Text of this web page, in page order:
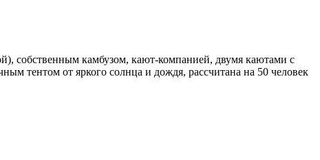
собственным камбузом, кают-компанией, двумя каютами с
тентом от яркого солнца и дождя, рассчитана на 50 человек